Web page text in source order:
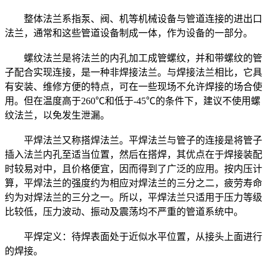
整体法兰系指泵、阀、机等机械设备与管道连接的进出口
法兰，通常和这些管道设备制成一体，作为设备的一部分。
螺纹法兰是将法兰的内孔加工成管螺纹，并和带螺纹的管
子配合实现连接，是一种非焊接法兰。与焊接法兰相比，它具
有安装、维修方便的特点，可在一些现场不允许焊接的场合使
用。但在温度高于260℃和低于-45℃的条件下，建议不使用螺
纹法兰，以免发生泄漏。
平焊法兰又称搭焊法兰。平焊法兰与管子的连接是将管子
插入法兰内孔至适当位置，然后在搭焊，其优点在于焊接装配
时较易对中，且价格便宜，因而得到了广泛的应用。按内压计
算，平焊法兰的强度约为相应对焊法兰的三分之二，疲劳寿命
约为对焊法兰的三分之一。所以，平焊法兰只适用于压力等级
比较低，压力波动、振动及震荡均不严重的管道系统中。
平焊定义：待焊表面处于近似水平位置，从接头上面进行
的焊接。